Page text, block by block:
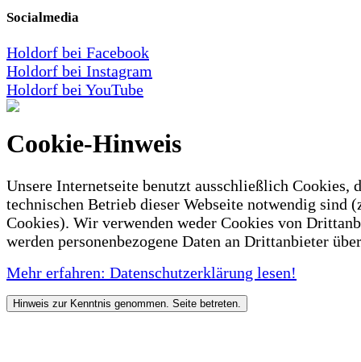
Socialmedia
Holdorf bei Facebook
Holdorf bei Instagram
Holdorf bei YouTube
Cookie-Hinweis
Unsere Internetseite benutzt ausschließlich Cookies,
technischen Betrieb dieser Webseite notwendig sind
Cookies). Wir verwenden weder Cookies von
werden personenbezogene Daten an Drittanbieter
Mehr erfahren: Datenschutzerklärung lesen!
Hinweis zur Kenntnis genommen. Seite betreten.